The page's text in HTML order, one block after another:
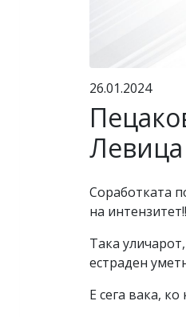
26.01.2024
Соработката
на интензитет!!
Така
естраден
Е сега вака,